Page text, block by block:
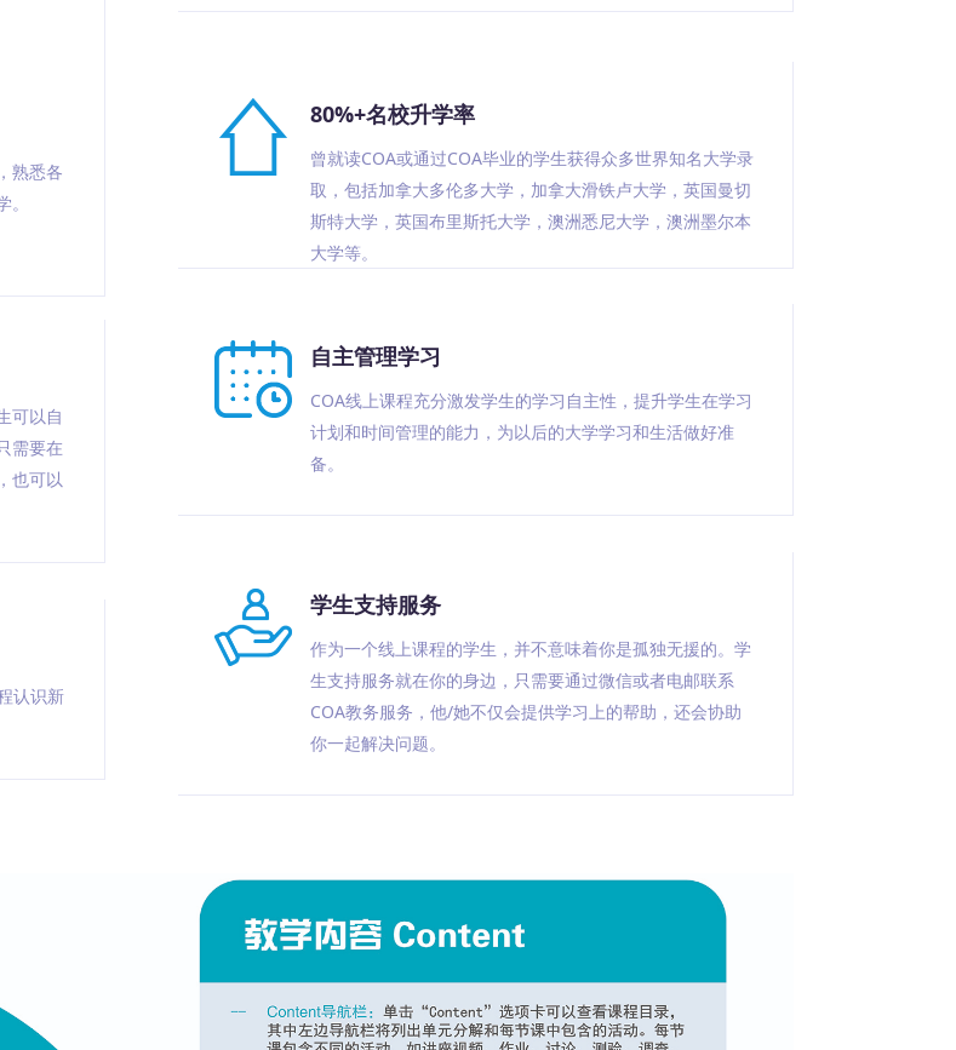
熟悉各
可以自
需要在
也可以
认识新
80%+名校升学率
曾就读COA或通过COA毕业的学生获得众多世界知名大学录
取，包括加拿大多伦多大学，加拿大滑铁卢大学，英国曼切
斯特大学，英国布里斯托大学，澳洲悉尼大学，澳洲墨尔本
大学等。
自主管理学习
COA线上课程充分激发学生的学习自主性，提升学生在学习
计划和时间管理的能力，为以后的大学学习和生活做好准
备。
学生支持服务
作为一个线上课程的学生，并不意味着你是孤独无援的。学
生支持服务就在你的身边，只需要通过微信或者电邮联系
COA教务服务，他/她不仅会提供学习上的帮助，还会协助
你一起解决问题。